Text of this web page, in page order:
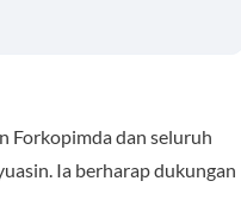
Forkopimda dan seluruh
Ia berharap dukungan